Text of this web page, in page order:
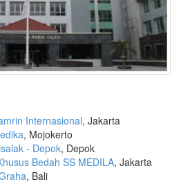
Internasional, Jakarta
, Mojokerto
- Depok, Depok
Bedah SS MEDILA, Jakarta
, Bali